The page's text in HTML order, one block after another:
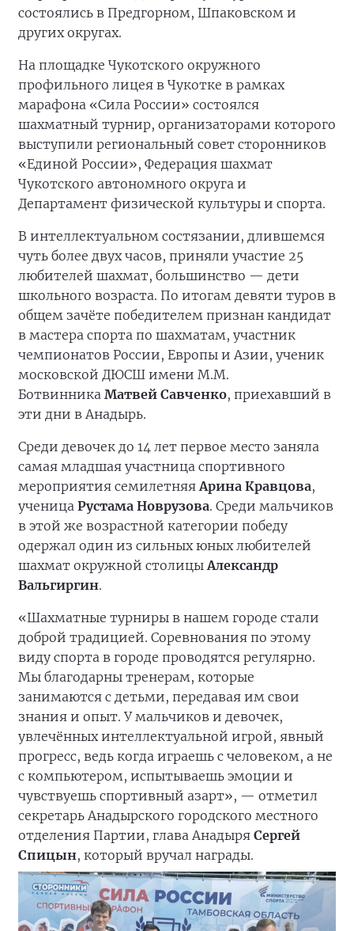
состоялись в Предгорном, Шпаковском и
других округах.
На площадке Чукотского окружного
профильного лицея в Чукотке в рамках
марафона «Сила России» состоялся
шахматный турнир, организаторами которого
выступили региональный совет сторонников
«Единой России», Федерация шахмат
Чукотского автономного округа и
Департамент физической культуры и спорта.
В интеллектуальном состязании, длившемся
чуть более двух часов, приняли участие 25
любителей шахмат, большинство — дети
школьного возраста. По итогам девяти туров в
общем зачёте победителем признан кандидат
в мастера спорта по шахматам, участник
чемпионатов России, Европы и Азии, ученик
московской ДЮСШ имени М.М.
Ботвинника Матвей Савченко, приехавший в
эти дни в Анадырь.
Среди девочек до 14 лет первое место заняла
самая младшая участница спортивного
мероприятия семилетняяАрина Кравцова,
ученица Рустама Новрузова. Среди мальчиков
в этой же возрастной категории победу
одержал один из сильных юных любителей
шахмат окружной столицыАлександр
Вальгиргин.
«Шахматные турниры в нашем городе стали
доброй традицией. Соревнования по этому
виду спорта в городе проводятся регулярно.
Мы благодарны тренерам, которые
занимаются с детьми, передавая им свои
знания и опыт. У мальчиков и девочек,
увлечённых интеллектуальной игрой, явный
прогресс, ведь когда играешь с человеком, а не
с компьютером, испытываешь эмоции и
чувствуешь спортивный азарт», — отметил
секретарь Анадырского городского местного
отделения Партии, глава Анадыря Сергей
Спицын, который вручал награды.